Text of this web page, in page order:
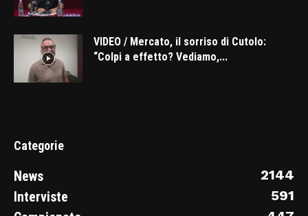
VIDEO / Mercato, il sorriso di Cutolo:
“Colpi a effetto? Vediamo,...
Categorie
News
2144
Interviste
591